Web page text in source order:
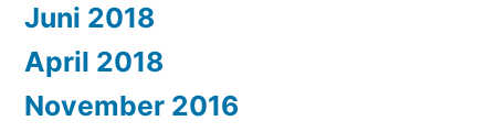
Juni 2018
April 2018
November 2016